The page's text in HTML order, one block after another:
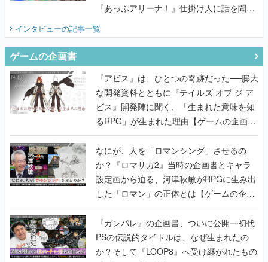
『あっぷアリーナ！』仕掛け人に話を聞い
インタビューの記事一覧
ゲームの企画書
『アビス』は、ひとつの奇跡だった──膨大
な開発資料とともに『テイルズ オブ ジ ア
ビス』開発陣に聞く、「生まれた意味を知
るRPG」が生まれた理由【ゲームの企画
書】
なにが、人を「ロマンシング」させるの
か？『ロマサガ2』当時の企画書とキャラ
設定画から迫る、河津秋敏がRPGに生み出
した「ロマン」の正体とは【ゲームの企画
書】
『ガンパレ』の企画書、ついに公開━初代
PSの伝説的タイトルは、なぜ生まれたの
か？そして『LOOP8』へ受け継がれたもの